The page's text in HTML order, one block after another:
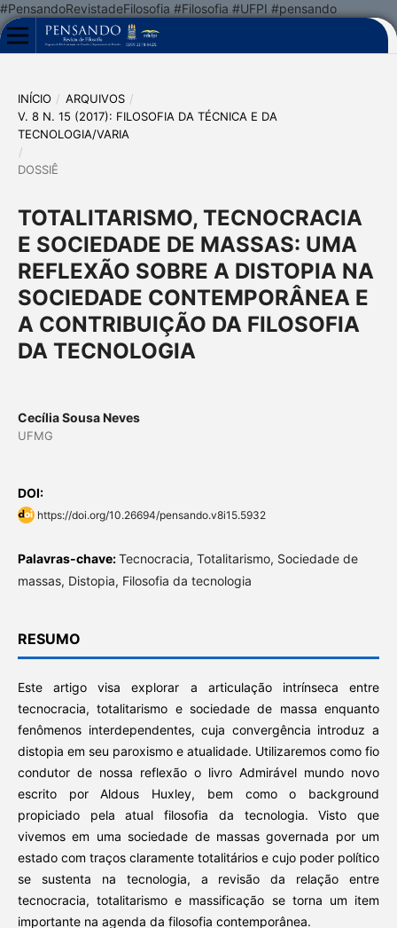
#PensandoRevistadeFilosofia #Filosofia #UFPI #pensando
INÍCIO / ARQUIVOS /
V. 8 N. 15 (2017): FILOSOFIA DA TÉCNICA E DA
TECNOLOGIA/VARIA
/
DOSSIÊ
TOTALITARISMO, TECNOCRACIA
E SOCIEDADE DE MASSAS: UMA
REFLEXÃO SOBRE A DISTOPIA NA
SOCIEDADE CONTEMPORÂNEA E
A CONTRIBUIÇÃO DA FILOSOFIA
DA TECNOLOGIA
Cecília Sousa Neves
UFMG
DOI:
https://doi.org/10.26694/pensando.v8i15.5932
Palavras-chave:Tecnocracia, Totalitarismo, Sociedade de
massas, Distopia, Filosofia da tecnologia
RESUMO
Este artigo visa explorar a articulação intrínseca entre
tecnocracia, totalitarismo e sociedade de massa enquanto
fenômenos interdependentes, cuja convergência introduz a
distopia em seu paroxismo e atualidade. Utilizaremos como fio
condutor de nossa reflexão o livro Admirável mundo novo
escrito por Aldous Huxley, bem como o background
propiciado pela atual filosofia da tecnologia. Visto que
vivemos em uma sociedade de massas governada por um
estado com traços claramente totalitários e cujo poder político
se sustenta na tecnologia, a revisão da relação entre
tecnocracia, totalitarismo e massificação se torna um item
importante na agenda da filosofia contemporânea.